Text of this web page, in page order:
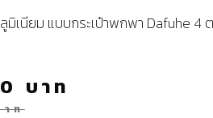
มิเนียม แบบกระเป๋าพกพา Dafuhe 4
าท
บาท